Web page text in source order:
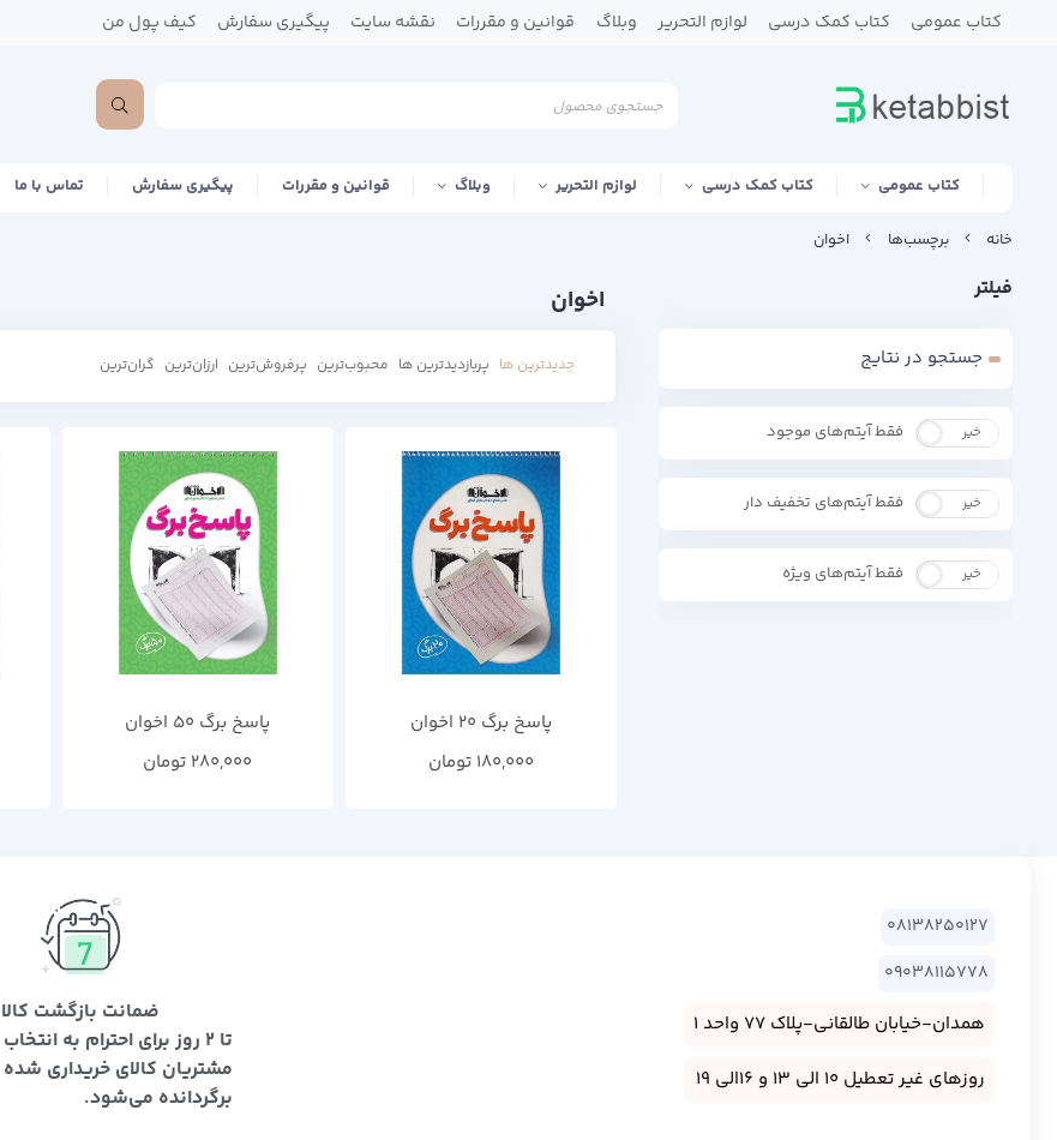
کتاب عمومی کتاب کمک درسی لوازم التحریر وبلاگ قوانین و مقررات نقشه سایت پیگیری سفارش کیف پول من
کتاب عمومی کتاب کمک درسی لوازم التحریر وبلاگ قوانین و مقررات پیگیری سفارش تماس با ما
خانه برچسب‌ها اخوان
فیلتر
جستجو در نتایج
بله خیر فقط آیتم‌های موجود
بله خیر فقط آیتم‌های تخفیف دار
بله خیر فقط آیتم‌های ویژه
اخوان
جدیدترین ها پربازدیدترین ها محبوب‌‌ترین پرفروش‌ترین ارزان‌ترین گران‌ترین
پاسخ برگ 20 اخوان
180,000 تومان
پاسخ برگ 50 اخوان
280,000 تومان
08138250127
09038115778
همدان-خیابان طالقانی-پلاک 77 واحد 1
روزهای غیر تعطیل 10 الی 13 و 16الی 19
ضمانت بازگشت کالا
تا 2 روز برای احترام به انتخاب
مشتریان کالای خریداری شده
برگردانده می‌شود.